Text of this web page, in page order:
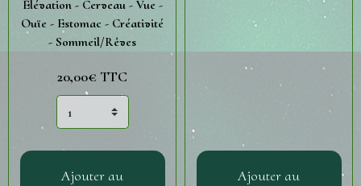
Élévation - Cerveau - Vue -
Ouïe - Estomac - Créativité
- Sommeil/Rêves
20,00€ TTC
Ajouter au
Ajouter au